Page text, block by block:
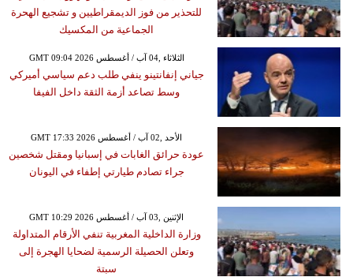
للتحذير من فوز الديمقراطيين و تشجيع الهحرة
الجماعية من المكسيك
GMT 09:04 2026 الثلاثاء ,04 آب / أغسطس
جياني إنفانتينو ينفي طلب دعم سياسي أميركي
وسط تصاعد أزمة الثقة داخل الفيفا
GMT 17:33 2026 الأحد ,02 آب / أغسطس
عودة حرائق الغابات في إسبانيا ومقتل شخصين
جراء تصادم طيارتي إطفاء في اليونان
GMT 10:29 2026 الإثنين ,03 آب / أغسطس
وزارة الداخلية المغربية تنفي الأرقام المتداولة
وتعلن الحصيلة الرسمية لضحايا الهجرة إلى
سبتة